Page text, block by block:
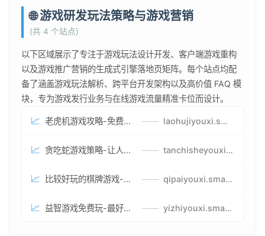
🌐 游戏研发玩法策略与游戏营销
(共 4 个站点)
以下区域展示了专注于游戏玩法设计开发、客户端游戏重构
以及游戏推广营销的生成式引擎落地页矩阵。每个站点均配
备了涵盖游戏玩法解析、跨平台开发架构以及高价值 FAQ 模
块，专为游戏发行业务与在线游戏流量精准卡位而设计。
📈 老虎机游戏攻略-免费试玩的老虎机游戏-老虎机游戏币兑换方式 —— laohujiyouxi.smartwatchmanufacturer.cn
📈 贪吃蛇游戏策略-让人头大的贪吃蛇游戏-贪吃蛇游戏攻略指南 —— tanchisheyouxicelv.smartwatchmanufacturer.cn
📈 比较好玩的棋牌游戏-高难度棋牌游戏-棋牌游戏到底怎么玩 —— qipaiyouxi.smartwatchmanufacturer.cn
📈 益智游戏免费玩-最好的益智游戏-有趣的益智游戏策略 —— yizhiyouxi.smartwatchmanufacturer.cn